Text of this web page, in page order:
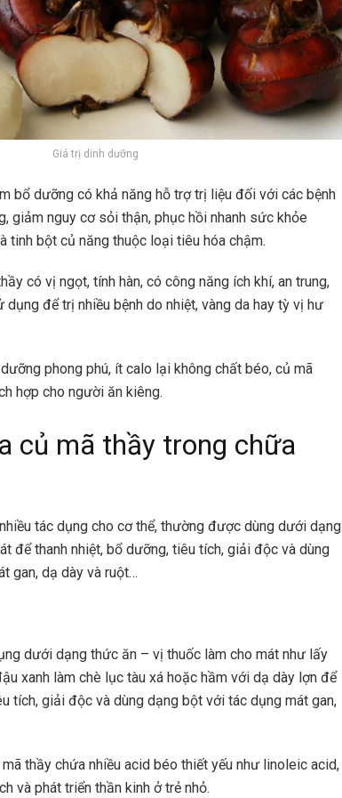
Giá trị dinh dưỡng
bổ dưỡng có khả năng hỗ trợ trị liệu đối với các bệnh
giảm nguy cơ sỏi thận, phục hồi nhanh sức khỏe
tinh bột củ năng thuộc loại tiêu hóa chậm.
có vị ngọt, tính hàn, có công năng ích khí, an trung,
để trị nhiều bệnh do nhiệt, vàng da hay tỳ vị hư
phong phú, ít calo lại không chất béo, củ mã
hợp cho người ăn kiêng.
củ mã thầy trong chữa
tác dụng cho cơ thể, thường được dùng dưới dạng
để thanh nhiệt, bổ dưỡng, tiêu tích, giải độc và dùng
gan, dạ dày và ruột…
dưới dạng thức ăn – vị thuốc làm cho mát như lấy
xanh làm chè lục tàu xá hoặc hầm với dạ dày lợn để
tích, giải độc và dùng dạng bột với tác dụng mát gan,
thầy chứa nhiều acid béo thiết yếu như linoleic acid,
và phát triển thần kinh ở trẻ nhỏ.